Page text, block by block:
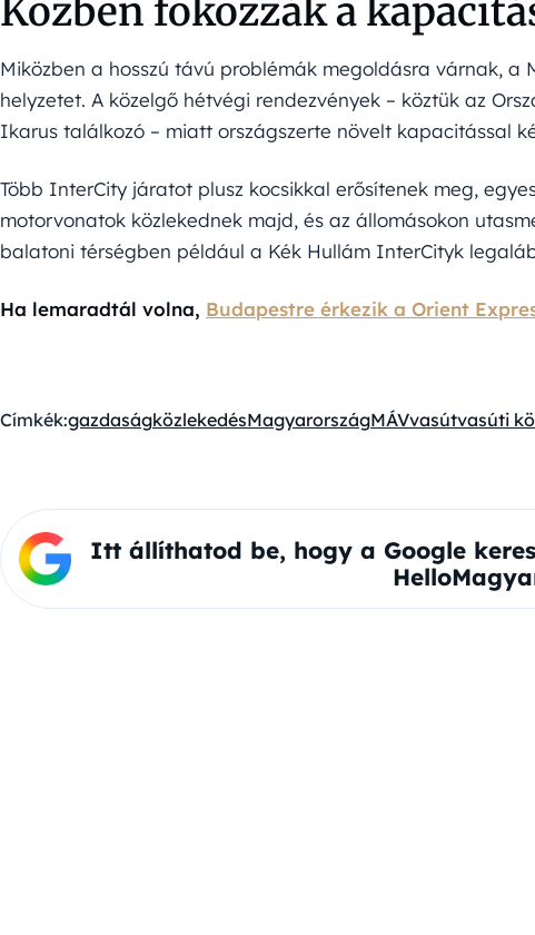
Közben fokozzák a
Miközben a hosszú távú problémák megoldásra várnak, a
helyzetet. A közelgő hétvégi rendezvények – köztük az
Ikarus találkozó – miatt országszerte növelt kapacitással
Több InterCity járatot plusz kocsikkal erősítenek meg,
motorvonatok közlekednek majd, és az állomásokon
balatoni térségben például a Kék Hullám InterCityk
Ha lemaradtál volna, Budapestre érkezik a Orient
Címkék:gazdaságközlekedésMagyarországMÁVvasútvasúti
Itt állíthatod be, hogy a Google